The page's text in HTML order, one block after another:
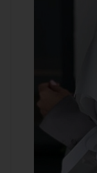
роза,